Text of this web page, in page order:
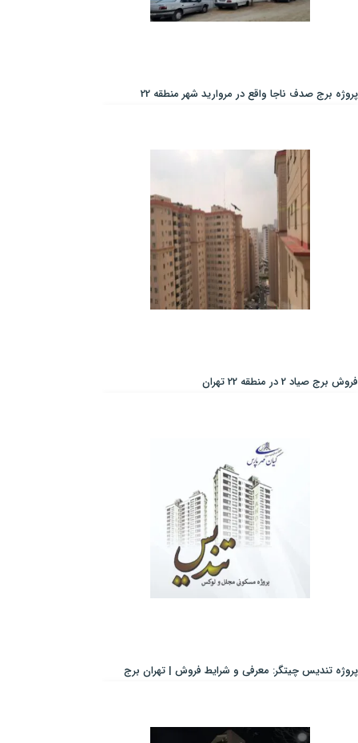
پروژه برج صدف ناجا واقع در مروارید شهر منطقه 22
فروش برج صیاد 2 در منطقه 22 تهران
پروژه تندیس چیتگر: معرفی و شرایط فروش | تهران برج